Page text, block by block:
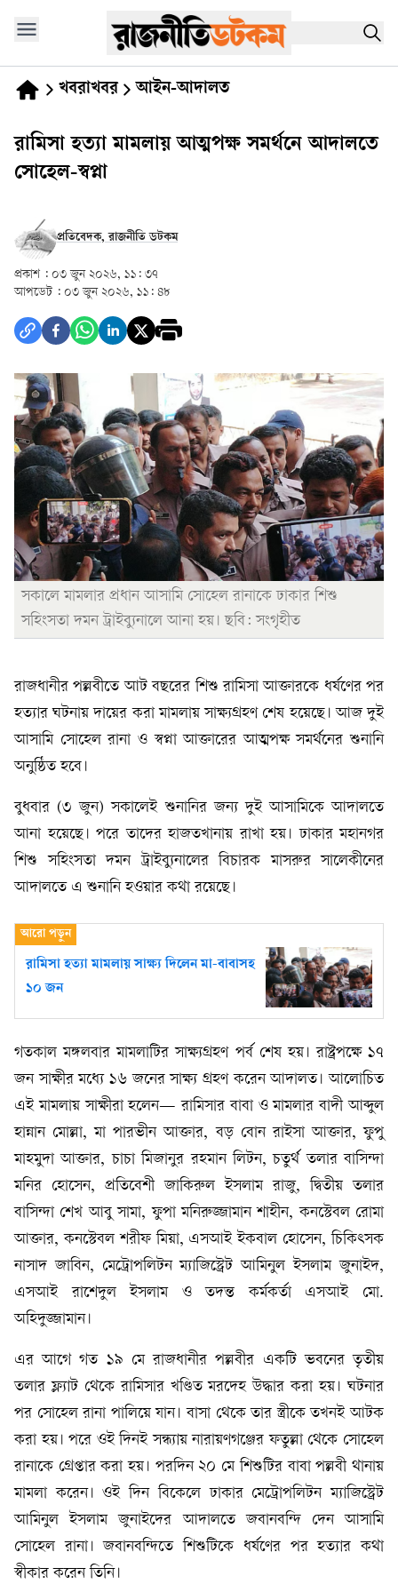
খবরাখবর আইন-আদালত
রামিসা হত্যা মামলায় আত্মপক্ষ সমর্থনে আদালতে
সোহেল-স্বপ্না
প্রতিবেদক, রাজনীতি ডটকম
প্রকাশ : ০৩ জুন ২০২৬, ১১: ৩৭
আপডেট : ০৩ জুন ২০২৬, ১১: ৪৮
সকালে মামলার প্রধান আসামি সোহেল রানাকে ঢাকার শিশু
সহিংসতা দমন ট্রাইব্যুনালে আনা হয়। ছবি: সংগৃহীত
রাজধানীর পল্লবীতে আট বছরের শিশু রামিসা আক্তারকে ধর্ষণের পর
হত্যার ঘটনায় দায়ের করা মামলায় সাক্ষ্যগ্রহণ শেষ হয়েছে। আজ দুই
আসামি সোহেল রানা ও স্বপ্না আক্তারের আত্মপক্ষ সমর্থনের শুনানি
অনুষ্ঠিত হবে।
বুধবার (৩ জুন) সকালেই শুনানির জন্য দুই আসামিকে আদালতে
আনা হয়েছে। পরে তাদের হাজতখানায় রাখা হয়। ঢাকার মহানগর
শিশু সহিংসতা দমন ট্রাইব্যুনালের বিচারক মাসরুর সালেকীনের
আদালতে এ শুনানি হওয়ার কথা রয়েছে।
রামিসা হত্যা মামলায় সাক্ষ্য দিলেন মা-বাবাসহ
১০ জন
গতকাল মঙ্গলবার মামলাটির সাক্ষ্যগ্রহণ পর্ব শেষ হয়। রাষ্ট্রপক্ষে ১৭
জন সাক্ষীর মধ্যে ১৬ জনের সাক্ষ্য গ্রহণ করেন আদালত। আলোচিত
এই মামলায় সাক্ষীরা হলেন— রামিসার বাবা ও মামলার বাদী আব্দুল
হান্নান মোল্লা, মা পারভীন আক্তার, বড় বোন রাইসা আক্তার, ফুপু
মাহমুদা আক্তার, চাচা মিজানুর রহমান লিটন, চতুর্থ তলার বাসিন্দা
মনির হোসেন, প্রতিবেশী জাকিরুল ইসলাম রাজু, দ্বিতীয় তলার
বাসিন্দা শেখ আবু সামা, ফুপা মনিরুজ্জামান শাহীন, কনস্টেবল রোমা
আক্তার, কনস্টেবল শরীফ মিয়া, এসআই ইকবাল হোসেন, চিকিৎসক
নাসাদ জাবিন, মেট্রোপলিটন ম্যাজিস্ট্রেট আমিনুল ইসলাম জুনাইদ,
এসআই রাশেদুল ইসলাম ও তদন্ত কর্মকর্তা এসআই মো.
অহিদুজ্জামান।
এর আগে গত ১৯ মে রাজধানীর পল্লবীর একটি ভবনের তৃতীয়
তলার ফ্ল্যাট থেকে রামিসার খণ্ডিত মরদেহ উদ্ধার করা হয়। ঘটনার
পর সোহেল রানা পালিয়ে যান। বাসা থেকে তার স্ত্রীকে তখনই আটক
করা হয়। পরে ওই দিনই সন্ধ্যায় নারায়ণগঞ্জের ফতুল্লা থেকে সোহেল
রানাকে গ্রেপ্তার করা হয়। পরদিন ২০ মে শিশুটির বাবা পল্লবী থানায়
মামলা করেন। ওই দিন বিকেলে ঢাকার মেট্রোপলিটন ম্যাজিস্ট্রেট
আমিনুল ইসলাম জুনাইদের আদালতে জবানবন্দি দেন আসামি
সোহেল রানা। জবানবন্দিতে শিশুটিকে ধর্ষণের পর হত্যার কথা
স্বীকার করেন তিনি।